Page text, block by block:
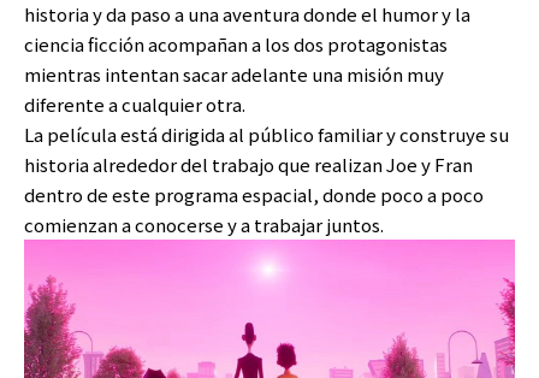
historia y da paso a una aventura donde el humor y la
ciencia ficción acompañan a los dos protagonistas
mientras intentan sacar adelante una misión muy
diferente a cualquier otra.
La película está dirigida al público familiar y construye su
historia alrededor del trabajo que realizan Joe y Fran
dentro de este programa espacial, donde poco a poco
comienzan a conocerse y a trabajar juntos.